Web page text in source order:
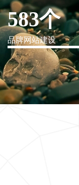
IT
信息爆炸时代，
583个
品牌网站建设